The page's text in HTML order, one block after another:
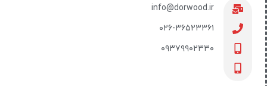
info@dorwood.ir
۰۲۶-۳۶۵۲۳۳۶۱
۰۹۳۷۹۹۰۲۳۳۰